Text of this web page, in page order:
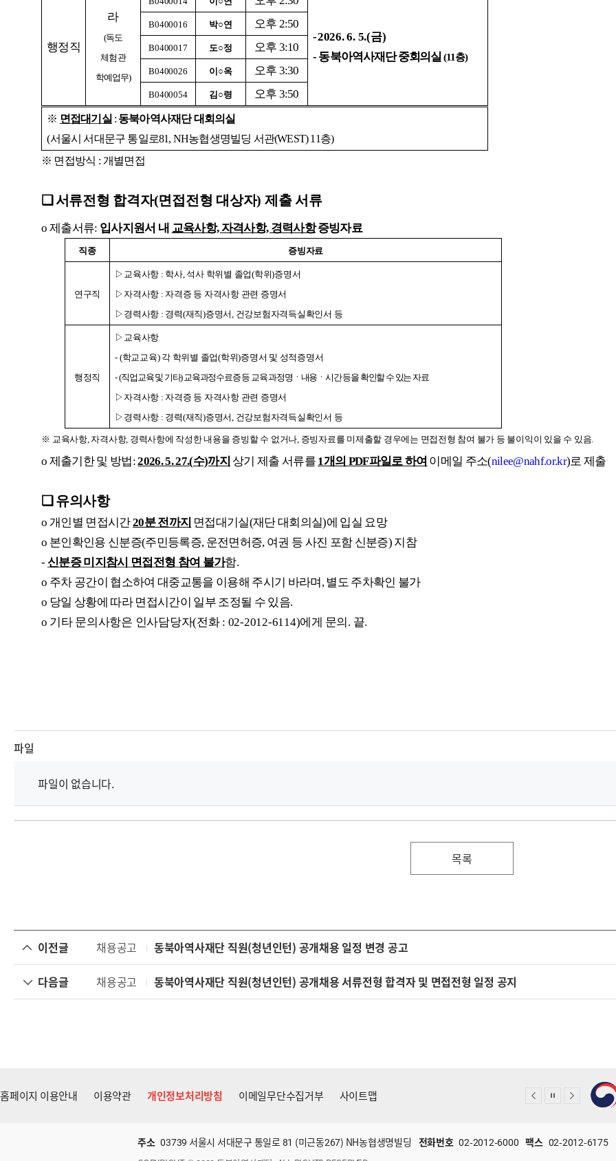
행정직
라
(독도
체험관
학예업무)
-2026. 6. 5.(금)
- 동북아역사재단 중회의실 (11층)
B0400016 박○연 오후 2:50
B0400017 도○정 오후 3:10
B0400026 이○옥 오후 3:30
B0400054 김○령 오후 3:50
※ 면접대기실 : 동북아역사재단 대회의실
(서울시 서대문구 통일로81, NH농협생명빌딩 서관(WEST) 11층)
※ 면접방식 : 개별면접
❏서류전형 합격자(면접전형 대상자) 제출 서류
o 제출서류: 입사지원서 내 교육사항, 자격사항, 경력사항 증빙자료
직종 증빙자료
연구직
▷교육사항 : 학사, 석사 학위별 졸업(학위)증명서
▷자격사항 : 자격증 등 자격사항 관련 증명서
▷경력사항 : 경력(재직)증명서, 건강보험자격득실확인서 등
행정직
▷교육사항
- (학교교육) 각 학위별 졸업(학위)증명서 및 성적증명서
-(직업교육 및 기타) 교육과정수료증 등 교육 과정명ㆍ내용ㆍ시간 등을 확인할 수 있는 자료
▷자격사항 : 자격증 등 자격사항 관련 증명서
▷경력사항 : 경력(재직)증명서, 건강보험자격득실확인서 등
※ 교육사항, 자격사항, 경력사항에 작성한 내용을 증빙할 수 없거나, 증빙자료를 미제출할 경우에는 면접전형 참여 불가 등 불이익이 있을 수 있음.
o 제출기한 및 방법:2026. 5. 27.(수)까지 상기 제출 서류를 1개의 PDF파일로 하여 이메일 주소(nilee@nahf.or.kr)로 제출
❏유의사항
o 개인별 면접시간20분 전까지 면접대기실(재단 대회의실)에 입실 요망
o 본인확인용 신분증(주민등록증, 운전면허증, 여권 등 사진 포함 신분증) 지참
- 신분증 미지참시 면접전형 참여 불가함.
o 주차 공간이 협소하여 대중교통을 이용해 주시기 바라며, 별도 주차확인 불가
o 당일 상황에 따라 면접시간이 일부 조정될 수 있음.
o 기타 문의사항은 인사담당자(전화 : 02-2012-6114)에게 문의. 끝.
파일
파일이 없습니다.
목록
이전글 채용공고 동북아역사재단 직원(청년인턴) 공개채용 일정 변경 공고
다음글 채용공고 동북아역사재단 직원(청년인턴) 공개채용 서류전형 합격자 및 면접전형 일정 공지
홈페이지 이용안내 이용약관 개인정보처리방침 이메일무단수집거부 사이트맵
주소 03739 서울시 서대문구 통일로 81 (미근동267) NH농협생명빌딩 전화번호 02-2012-6000 팩스 02-2012-6175